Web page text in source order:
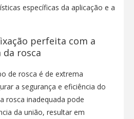
específicas da aplicação e a
perfeita com a
da rosca
de rosca é de extrema
a segurança e eficiência do
rosca inadequada pode
da união, resultar em